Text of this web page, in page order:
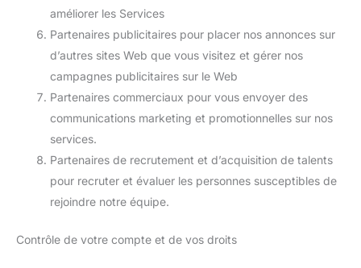
améliorer les Services
Partenaires publicitaires pour placer nos annonces sur
d’autres sites Web que vous visitez et gérer nos
campagnes publicitaires sur le Web
Partenaires commerciaux pour vous envoyer des
communications marketing et promotionnelles sur nos
services.
Partenaires de recrutement et d’acquisition de talents
pour recruter et évaluer les personnes susceptibles de
rejoindre notre équipe.
Contrôle de votre compte et de vos droits